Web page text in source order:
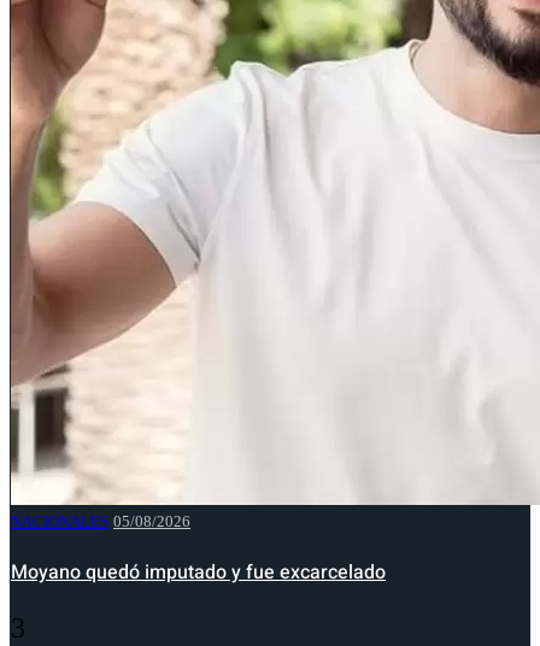
NACIONALES 05/08/2026
Moyano quedó imputado y fue excarcelado
3